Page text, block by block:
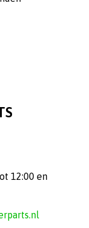
12:00 en